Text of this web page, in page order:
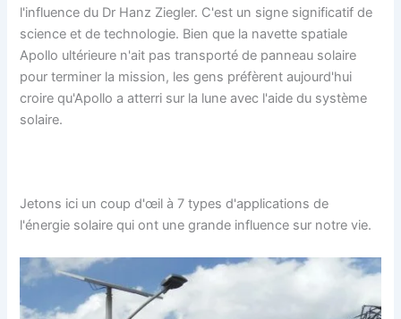
l'influence du Dr Hanz Ziegler. C'est un signe significatif de
science et de technologie. Bien que la navette spatiale
Apollo ultérieure n'ait pas transporté de panneau solaire
pour terminer la mission, les gens préfèrent aujourd'hui
croire qu'Apollo a atterri sur la lune avec l'aide du système
solaire.
Jetons ici un coup d'œil à 7 types d'applications de
l'énergie solaire qui ont une grande influence sur notre vie.